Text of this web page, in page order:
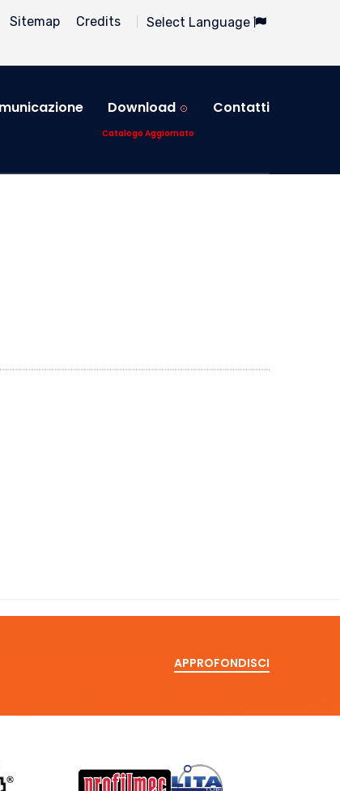
Sitemap Credits Select Language
Download
Catalogo Aggiornato
Contatti
APPROFONDISCI